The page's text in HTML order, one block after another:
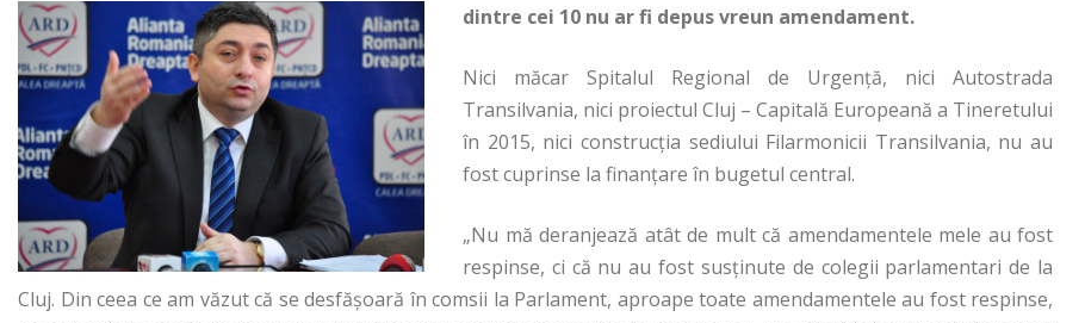
dintre cei 10 nu ar fi depus vreun amendament.
Nici măcar Spitalul Regional de Urgență, nici Autostrada
Transilvania, nici proiectul Cluj – Capitală Europeană a Tineretului
în 2015, nici construcția sediului Filarmonicii Transilvania, nu au
fost cuprinse la finanțare în bugetul central.
„Nu mă deranjează atât de mult că amendamentele mele au fost
respinse, ci că nu au fost susținute de colegii parlamentari de la
Cluj. Din ceea ce am văzut că se desfășoară în comsii la Parlament, aproape toate amendamentele au fost respinse,